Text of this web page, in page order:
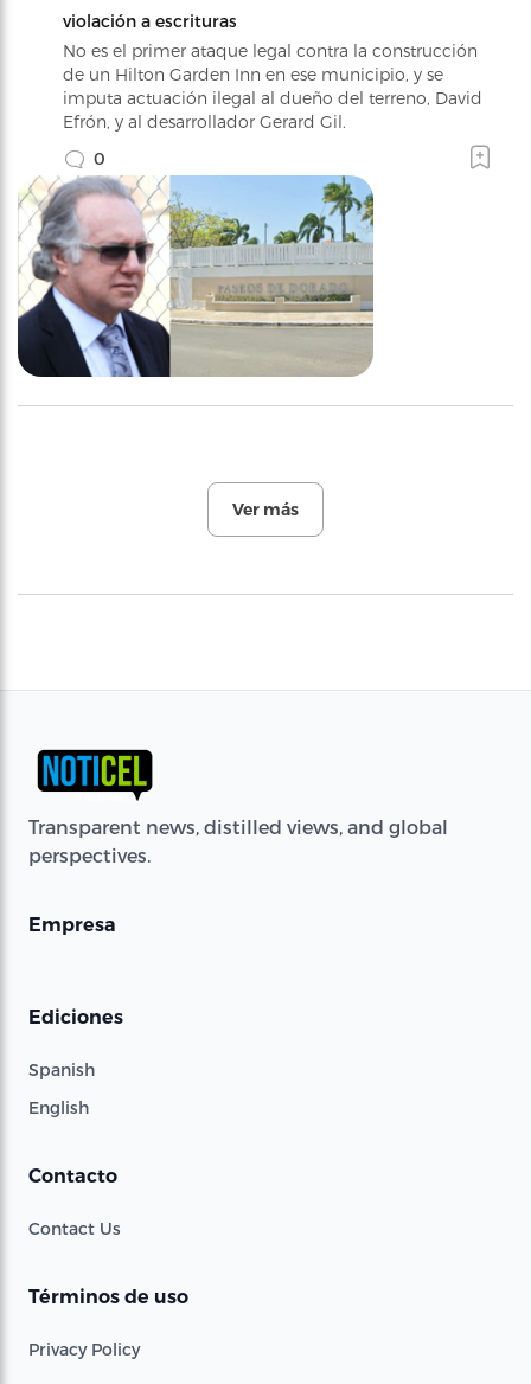
violación a escrituras
No es el primer ataque legal contra la construcción
de un Hilton Garden Inn en ese municipio, y se
imputa actuación ilegal al dueño del terreno, David
Efrón, y al desarrollador Gerard Gil.
0
Ver más
Transparent news, distilled views, and global
perspectives.
Empresa
Ediciones
Spanish
English
Contacto
Contact Us
Términos de uso
Privacy Policy